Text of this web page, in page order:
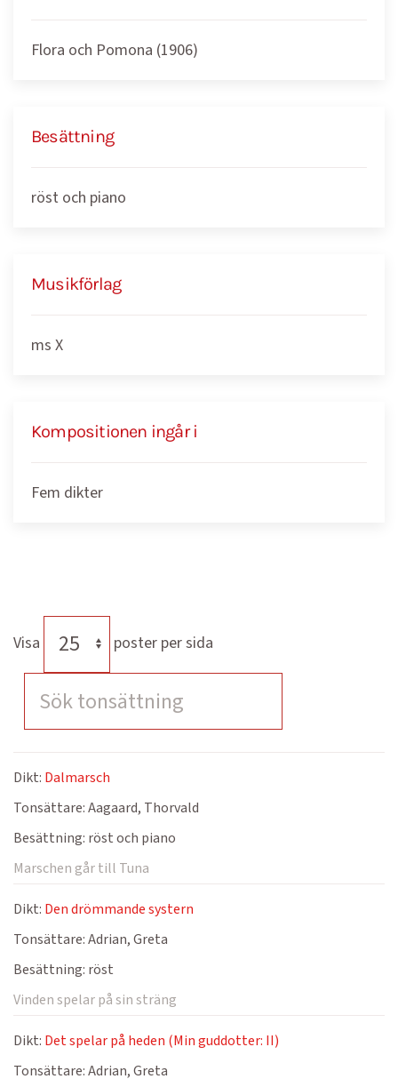
Flora och Pomona (1906)
Besättning
röst och piano
Musikförlag
ms X
Kompositionen ingår i
Fem dikter
Visa poster per sida
Dikt: Dalmarsch
Tonsättare:Aagaard, Thorvald
Besättning: röst och piano
Marschen går till Tuna
Dikt: Den drömmande systern
Tonsättare:Adrian, Greta
Besättning: röst
Vinden spelar på sin sträng
Dikt: Det spelar på heden (Min guddotter: II)
Tonsättare:Adrian, Greta